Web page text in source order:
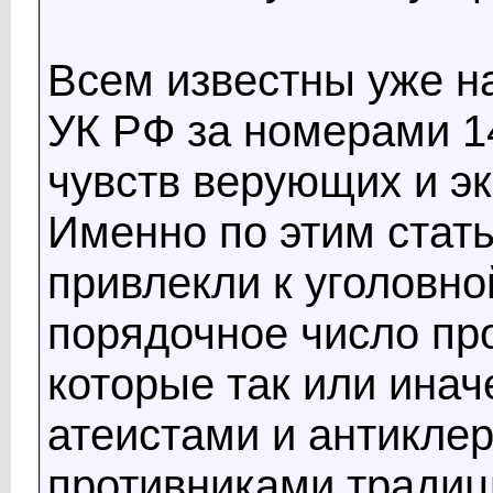
Всем известны уже
УК РФ за номерами
чувств верующих и
Именно по этим
привлекли к
порядочное число
которые так или
атеистами и